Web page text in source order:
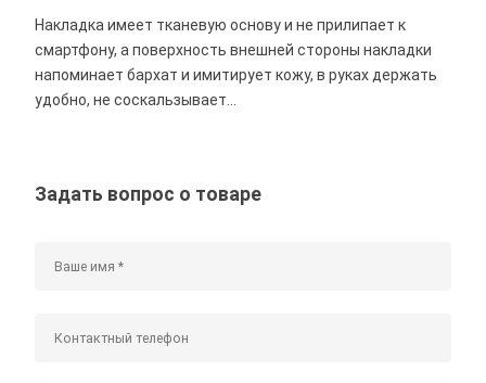
Накладка имеет тканевую основу и не прилипает к
смартфону, а поверхность внешней стороны накладки
напоминает бархат и имитирует кожу, в руках держать
удобно, не соскальзывает...
Задать вопрос о товаре